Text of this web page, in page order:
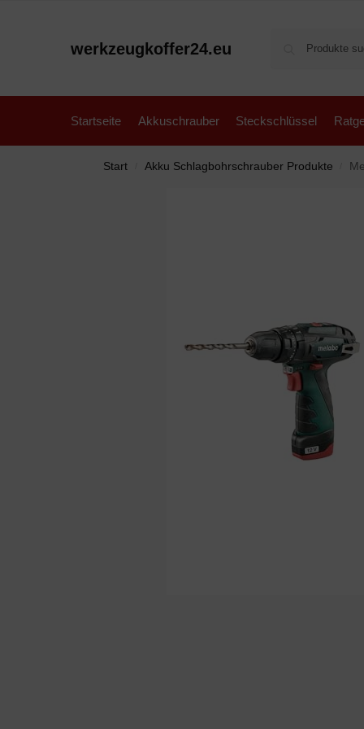
werkzeugkoffer24.eu
Startseite Akkuschrauber Steckschlüssel
Start Akku Schlagbohrschrauber Produkte